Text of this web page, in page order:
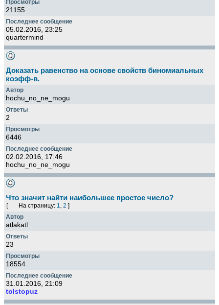
21155
05.02.2016, 23:25
quartermind
Доказать равенство на основе свойств биномиальных
коэфф-в.
hochu_no_ne_mogu
2
6446
02.02.2016, 17:46
hochu_no_ne_mogu
Что значит найти наибольшее простое число?
[ На страницу: 1, 2 ]
atlakatl
23
18554
31.01.2016, 21:09
tolstopuz